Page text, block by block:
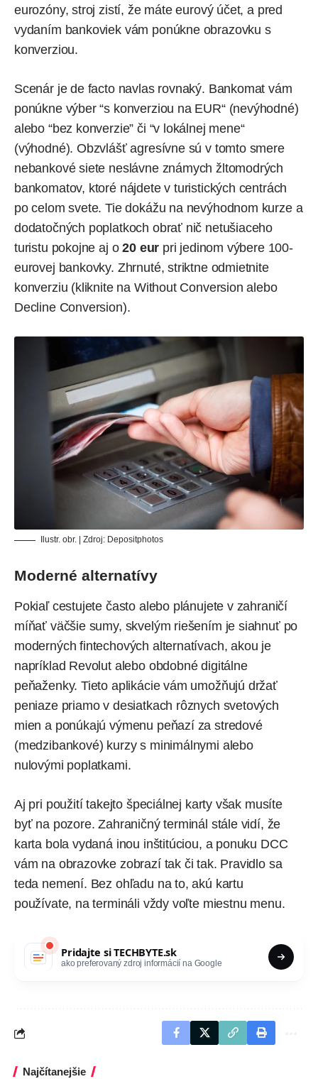
eurozóny, stroj zistí, že máte eurový účet, a pred
vydaním bankoviek vám ponúkne obrazovku s
konverziou.
Scenár je de facto navlas rovnaký. Bankomat vám
ponúkne výber “s konverziou na EUR“ (nevýhodné)
alebo “bez konverzie” či “v lokálnej mene“
(výhodné). Obzvlášť agresívne sú v tomto smere
nebankové siete neslávne známych žltomodrých
bankomatov, ktoré nájdete v turistických centrách
po celom svete. Tie dokážu na nevýhodnom kurze a
dodatočných poplatkoch obrať nič netušiaceho
turistu pokojne aj o20 eur pri jedinom výbere 100-
eurovej bankovky. Zhrnuté, striktne odmietnite
konverziu (kliknite na Without Conversion alebo
Decline Conversion).
Ilustr. obr. | Zdroj: Depositphotos
Moderné alternatívy
Pokiaľ cestujete často alebo plánujete v zahraničí
míňať väčšie sumy, skvelým riešením je siahnuť po
moderných fintechových alternatívach, akou je
napríklad Revolutalebo obdobné digitálne
peňaženky. Tieto aplikácie vám umožňujú držať
peniaze priamo v desiatkach rôznych svetových
mien a ponúkajú výmenu peňazí za stredové
(medzibankové) kurzy s minimálnymi alebo
nulovými poplatkami.
Aj pri použití takejto špeciálnej karty však musíte
byť na pozore. Zahraničný terminál stále vidí, že
karta bola vydaná inou inštitúciou, a ponuku DCC
vám na obrazovke zobrazí tak či tak. Pravidlo sa
teda nemení. Bez ohľadu na to, akú kartu
používate, na termináli vždy voľte miestnu menu.
Pridajte siTECHBYTE.sk
ako preferovaný zdroj informácií na Google
Najčítanejšie